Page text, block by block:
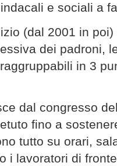
e sociali a
(dal 2001 in
dei padroni,
in 3
dal congresso
fino a
tutto su orari,
i lavoratori di